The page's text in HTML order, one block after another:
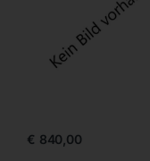
€ 840,00